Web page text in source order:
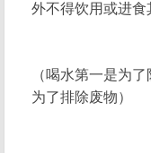
外不得饮用或进食
（喝水第一是为
为了排除废物）